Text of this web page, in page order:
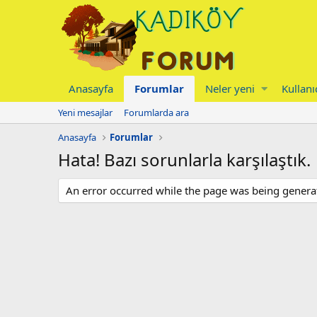
Anasayfa Forumlar Neler yeni
Yeni mesajlar
Forumlarda ara
Anasayfa
Forumlar
Hata! Bazı sorunlarla karşılaştık.
An error occurred while the page was being